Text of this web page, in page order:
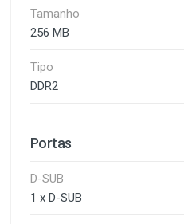
Tamanho
256 MB
Tipo
DDR2
Portas
D-SUB
1 x D-SUB